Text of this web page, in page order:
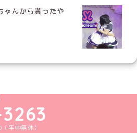
ゃんから貰ったや
りーみんTikTok公式アカウント
いどりーみんX公式アカウント
めいどりーみんInstagram公式アカウント
めいどりーみんFacebook公式アカウン
めいどりーみんYouTube公式アカ
年中無休）